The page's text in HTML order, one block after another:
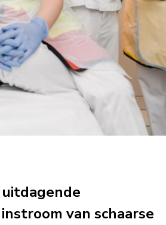
van schaarse